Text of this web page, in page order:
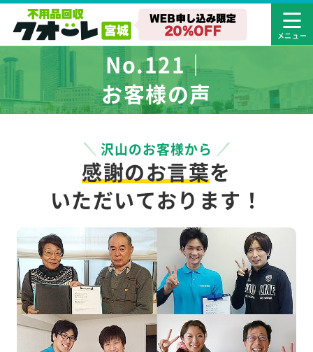
No.121｜
お客様の声
沢山のお客様から
感謝のお言葉を
いただいております！